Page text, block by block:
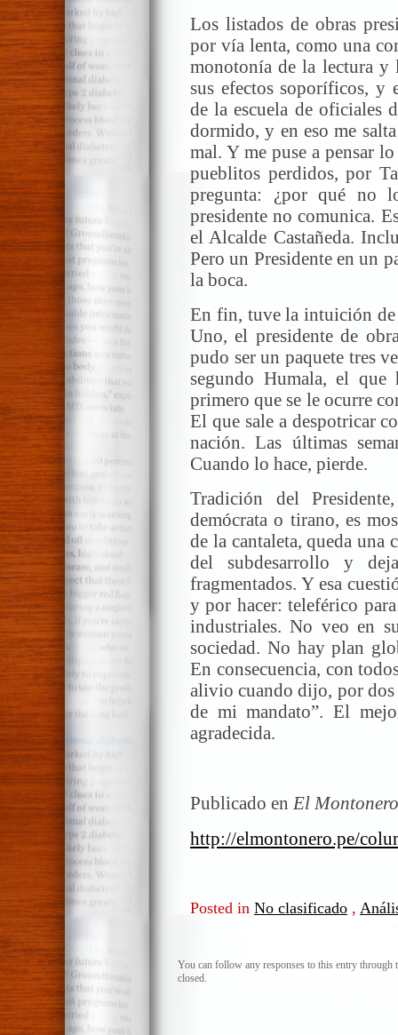
Los listados de obras
por vía lenta, como una
monotonía de la lectura y
sus efectos soporíficos, y
de la escuela de oficiales
dormido, y en eso me
mal. Y me puse a pensar
pueblitos perdidos, por
pregunta: ¿por qué no
presidente no comunica.
el Alcalde Castañeda.
Pero un Presidente en un
la boca.
En fin, tuve la intuición
Uno, el presidente de
pudo ser un paquete tres
segundo Humala, el
primero que se le ocurre
El que sale a despotricar
nación. Las últimas
Cuando lo hace, pierde.
Tradición del
demócrata o tirano, es
de la cantaleta, queda una
del subdesarrollo y
fragmentados. Y esa
y por hacer: teleférico
industriales. No veo en
sociedad. No hay plan
En consecuencia, con
alivio cuando dijo, por dos
de mi mandato”. El
agradecida.
Publicado en El Montonero
http://elmontonero.pe/
Posted in No clasificado ,
You can follow any responses to this entry through
closed.